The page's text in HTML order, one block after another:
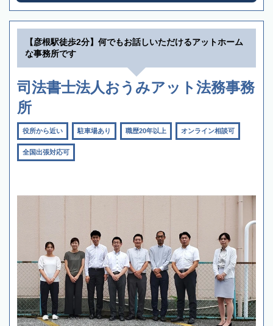
【彦根駅徒歩2分】何でもお話しいただけるアットホーム
な事務所です
司法書士法人おうみアット法務事務
所
役所から近い 駐車場あり 職歴20年以上 オンライン相談可
全国出張対応可